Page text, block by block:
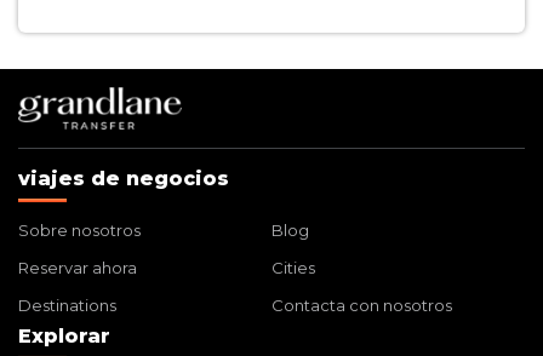
viajes de negocios
Sobre nosotros
Blog
Reservar ahora
Cities
Destinations
Contacta con nosotros
Explorar